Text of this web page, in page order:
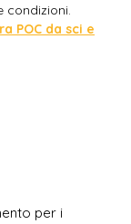
condizioni.
POC da sci e
per i